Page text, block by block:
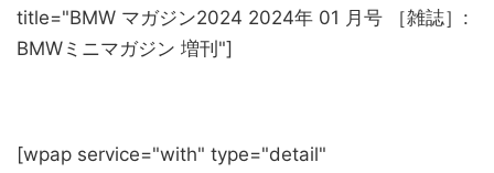
title="BMW マガジン2024 2024年 01 月号 ［雑誌］:
BMWミニマガジン 増刊"]
[wpap service="with" type="detail"